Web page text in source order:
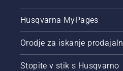
Husqvarna MyPages
Orodje za iskanje prodajaln
Stopite v stik s Husqvarno